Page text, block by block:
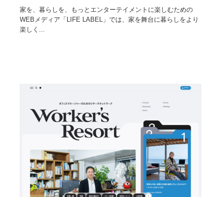
家を、暮らしを、もっとエンターテイメントに楽しむための
WEBメディア「LIFE LABEL」では、家を舞台に暮らしをより
楽しく...